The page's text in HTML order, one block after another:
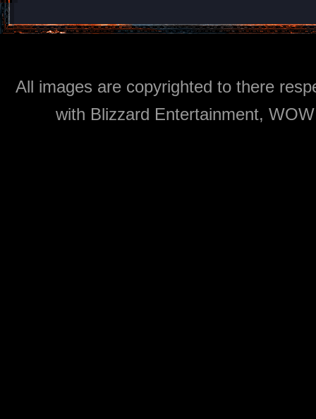
All images are copyrighted to there
with Blizzard Entertainment,